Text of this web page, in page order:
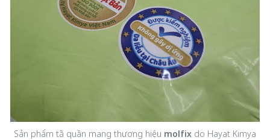
Sản phẩm tã quần mang thương hiệu molfix do Hayat Kimya